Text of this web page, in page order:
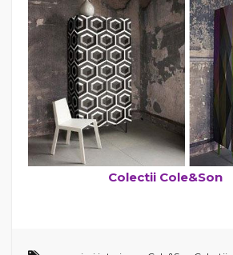
Colectii Cole&Son